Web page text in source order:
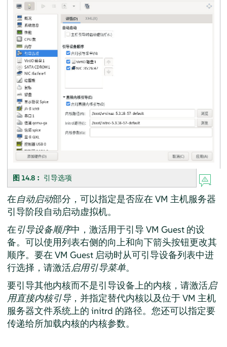
图 14.8︰ 引导选项
在自动启动部分，可以指定是否应在 VM 主机服务器
引导阶段自动启动虚拟机。
在引导设备顺序中，激活用于引导 VM Guest 的设
备。可以使用列表右侧的向上和向下箭头按钮更改其
顺序。要在 VM Guest 启动时从可引导设备列表中进
行选择，请激活启用引导菜单。
要引导其他内核而不是引导设备上的内核，请激活启
用直接内核引导，并指定替代内核以及位于 VM 主机
服务器文件系统上的 initrd 的路径。您还可以指定要
传递给所加载内核的内核参数。